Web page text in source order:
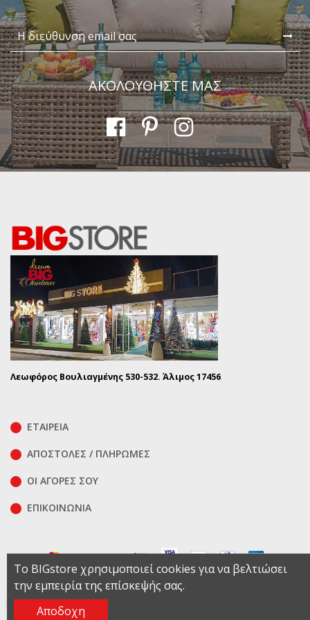
Διαστάσεις:
42 x 53 x 61 εκ. ( ΠxΒxΥ )
Αποστολή
ΑΚΟΛΟΥΘΗΣΤΕ ΜΑΣ
Λεωφόρος Βουλιαγμένης 530-532. Άλιμος 17456
ΕΤΑΙΡΕΙΑ
ΑΠΟΣΤΟΛΕΣ / ΠΛΗΡΩΜΕΣ
ΟΙ ΑΓΟΡΕΣ ΣΟΥ
ΕΠΙΚΟΙΝΩΝΊΑ
Support byΚατασκευή & Υποστήριξη Eshop - Webalists
© 2026 -Bigstore - ΓΕΜΗ : 007413801000 Τρίτας Γ.& Σια Ε.Ε.
Το BIGstore χρησιμοποιεί cookies για να βελτιώσει
την εμπειρία της επίσκεψής σας.
Αποδοχη